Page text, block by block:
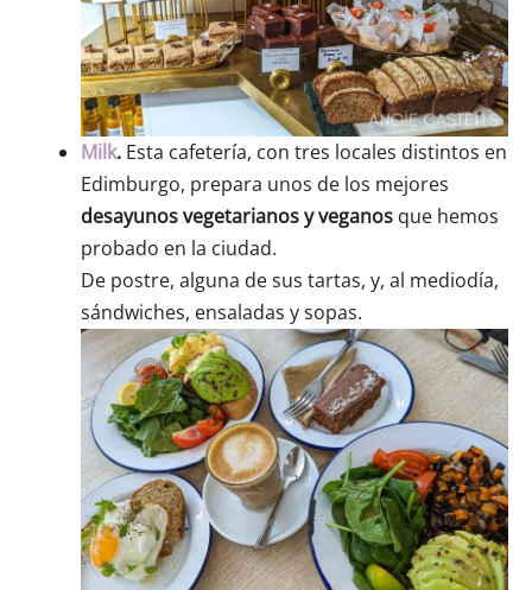
Milk. Esta cafetería, con tres locales distintos en
Edimburgo, prepara unos de los mejores
desayunos vegetarianos y veganos que hemos
probado en la ciudad.
De postre, alguna de sus tartas, y, al mediodía,
sándwiches, ensaladas y sopas.